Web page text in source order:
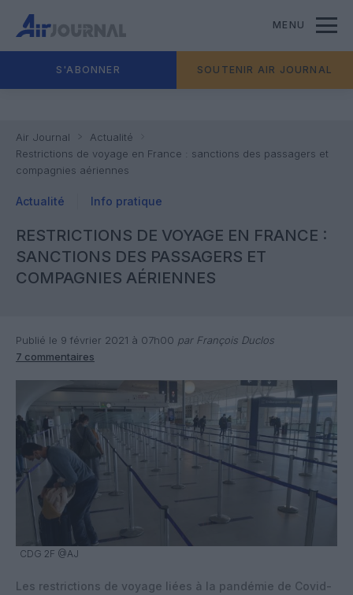
MENU
S'ABONNER SOUTENIR AIR JOURNAL
Air Journal
Actualité
Restrictions de voyage en France : sanctions des passagers et
compagnies aériennes
Actualité Info pratique
RESTRICTIONS DE VOYAGE EN FRANCE :
SANCTIONS DES PASSAGERS ET
COMPAGNIES AÉRIENNES
Publié le 9 février 2021 à 07h00 par François Duclos
7 commentaires
CDG 2F @AJ
Les restrictions de voyage liées à la pandémie de Covid-